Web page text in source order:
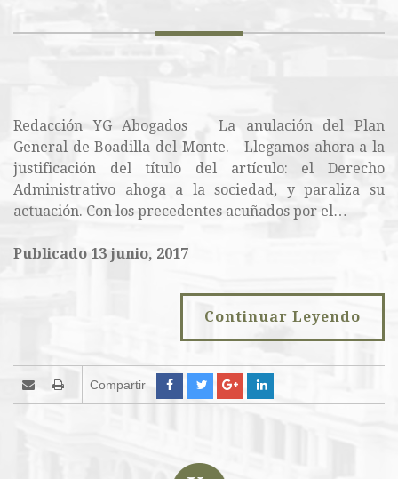
Redacción YG Abogados La anulación del Plan
General de Boadilla del Monte. Llegamos ahora a la
justificación del título del artículo: el Derecho
Administrativo ahoga a la sociedad, y paraliza su
actuación. Con los precedentes acuñados por el…
Publicado 13 junio, 2017
Continuar Leyendo
Compartir